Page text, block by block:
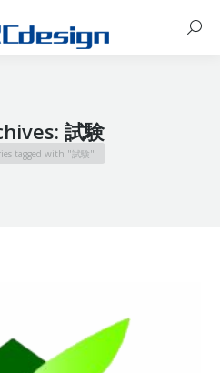
試験
tagged with "試験"